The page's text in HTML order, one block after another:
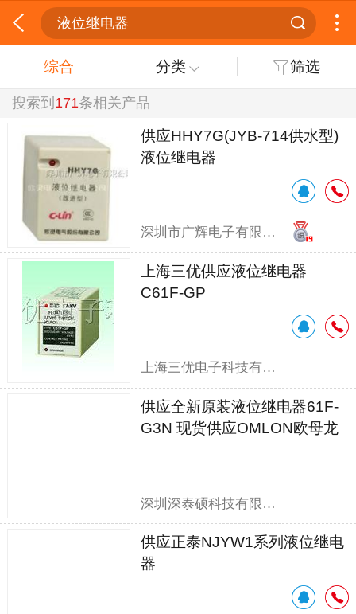
液位继电器
综合 分类 筛选
搜索到 171条相关产品
供应HHY7G(JYB-714供水型)
液位继电器
深圳市广辉电子有限公司
上海三优供应液位继电器
C61F-GP
上海三优电子科技有限公司
供应全新原装液位继电器61F-
G3N 现货供应OMLON欧母龙
深圳深泰硕科技有限公司
供应正泰NJYW1系列液位继电
器